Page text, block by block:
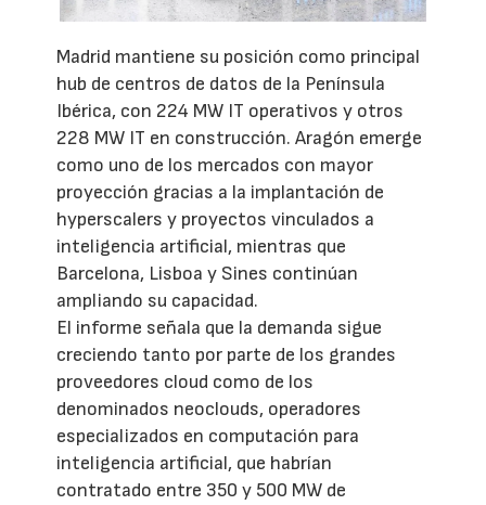
Madrid mantiene su posición como principal
hub de centros de datos de la Península
Ibérica, con 224 MW IT operativos y otros
228 MW IT en construcción. Aragón emerge
como uno de los mercados con mayor
proyección gracias a la implantación de
hyperscalers y proyectos vinculados a
inteligencia artificial, mientras que
Barcelona, Lisboa y Sines continúan
ampliando su capacidad.
El informe señala que la demanda sigue
creciendo tanto por parte de los grandes
proveedores cloud como de los
denominados neoclouds, operadores
especializados en computación para
inteligencia artificial, que habrían
contratado entre 350 y 500 MW de